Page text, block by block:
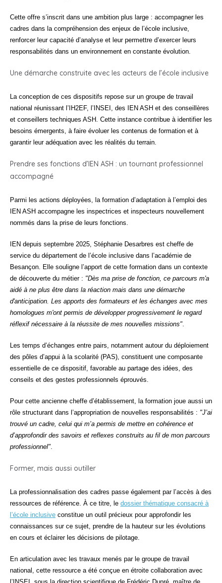
Cette offre s’inscrit dans une ambition plus large : accompagner les
cadres dans la compréhension des enjeux de l’école inclusive,
renforcer leur capacité d’analyse et leur permettre d’exercer leurs
responsabilités dans un environnement en constante évolution.
Une démarche construite avec les acteurs de l’école inclusive
La conception de ces dispositifs repose sur un groupe de travail
national réunissant l’IH2EF, l’INSEI, des IEN ASH et des conseillères
et conseillers techniques ASH. Cette instance contribue à identifier les
besoins émergents, à faire évoluer les contenus de formation et à
garantir leur adéquation avec les réalités du terrain.
Prendre ses fonctions d’IEN ASH : un tournant professionnel
accompagné
Parmi les actions déployées, la formation d’adaptation à l’emploi des
IEN ASH accompagne les inspectrices et inspecteurs nouvellement
nommés dans la prise de leurs fonctions.
IEN depuis septembre 2025, Stéphanie Desarbres est cheffe de
service du département de l’école inclusive dans l’académie de
Besançon. Elle souligne l’apport de cette formation dans un contexte
de découverte du métier :
Dès ma prise de fonction, ce parcours m'a
aidé à ne plus être dans la réaction mais dans une démarche
d'anticipation. Les apports des formateurs et les échanges avec mes
homologues m'ont permis de développer progressivement le regard
réflexif nécessaire à la réussite de mes nouvelles missions
Les temps d’échanges entre pairs, notamment autour du déploiement
des pôles d’appui à la scolarité (PAS), constituent une composante
essentielle de ce dispositif, favorable au partage des idées, des
conseils et des gestes professionnels éprouvés.
Pour cette ancienne cheffe d’établissement, la formation joue aussi un
rôle structurant dans l’appropriation de nouvelles responsabilités :
J’ai
trouvé un cadre, celui qui m’a permis de mettre en cohérence et
d’approfondir des savoirs et reflexes construits au fil de mon parcours
professionnel
Former, mais aussi outiller
La professionnalisation des cadres passe également par l’accès à des
ressources de référence. À ce titre, le dossier thématique consacré à
l’école inclusive constitue un outil précieux pour approfondir les
connaissances sur ce sujet, prendre de la hauteur sur les évolutions
en cours et éclairer les décisions de pilotage.
En articulation avec les travaux menés par le groupe de travail
national, cette ressource a été conçue en étroite collaboration avec